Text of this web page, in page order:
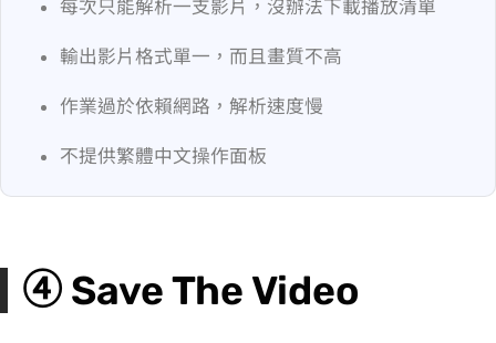
每次只能解析一支影片，沒辦法下載播放清單
輸出影片格式單一，而且畫質不高
作業過於依賴網路，解析速度慢
不提供繁體中文操作面板
④ Save The Video